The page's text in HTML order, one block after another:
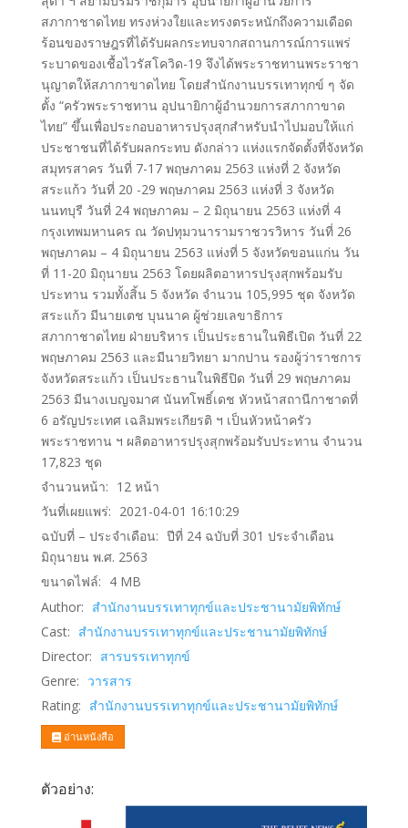
สภากาชาดไทย ทรงห่วงใยและทรงตระหนักถึงความเดือด
ร้อนของราษฎรที่ได้รับผลกระทบจากสถานการณ์การแพร่
ระบาดของเชื้อไวรัสโควิด-19 จึงได้พระราชทานพระราชา
นุญาตให้สภากาขาดไทย โดยสำนักงานบรรเทาทุกข์ ๆ จัด
ตั้ง “ครัวพระราชทาน อุปนายิกาผู้อำนวยการสภากาขาด
ไทย” ขึ้นเพื่อประกอบอาหารปรุงสุกสำหรับนำไปมอบให้แก่
ประชาชนที่ได้รับผลกระทบ ดังกล่าว แห่งแรกจัดตั้งที่จังหวัด
สมุทรสาคร วันที่ 7-17 พฤษภาคม 2563 แห่งที่ 2 จังหวัด
สระแก้ว วันที่ 20 -29 พฤษภาคม 2563 แห่งที่ 3 จังหวัด
นนทบุรี วันที่ 24 พฤษภาคม – 2 มิถุนายน 2563 แห่งที่ 4
กรุงเทพมหานคร ณ วัดปทุมวนารามราชวรวิหาร วันที่ 26
พฤษภาคม – 4 มิถุนายน 2563 แห่งที่ 5 จังหวัดขอนแก่น วัน
ที่ 11-20 มิถุนายน 2563 โดยผลิตอาหารปรุงสุกพร้อมรับ
ประทาน รวมทั้งสิ้น 5 จังหวัด จำนวน 105,995 ชุด จังหวัด
สระแก้ว มีนายเตช บุนนาค ผู้ช่วยเลขาธิการ
สภากาชาดไทย ฝ่ายบริหาร เป็นประธานในพิธีเปิด วันที่ 22
พฤษภาคม 2563 และมีนายวิทยา มากปาน รองผู้ว่าราชการ
จังหวัดสระแก้ว เป็นประธานในพิธีปิด วันที่ 29 พฤษภาคม
2563 มีนางเบญจมาศ นันทโพธิ์เดช หัวหน้าสถานีกาชาดที่
6 อรัญประเทศ เฉลิมพระเกียรติ ฯ เป็นหัวหน้าครัว
พระราชทาน ฯ ผลิตอาหารปรุงสุกพร้อมรับประทาน จำนวน
17,823 ชุด
จำนวนหน้า: 12 หน้า
วันที่เผยแพร่: 2021-04-01 16:10:29
ฉบับที่ – ประจำเดือน: ปีที่ 24 ฉบับที่ 301 ประจำเดือน
มิถุนายน พ.ศ. 2563
ขนาดไฟล์: 4 MB
Author: สำนักงานบรรเทาทุกข์และประชานามัยพิทักษ์
Cast: สำนักงานบรรเทาทุกข์และประชานามัยพิทักษ์
Director: สารบรรเทาทุกข์
Genre: วารสาร
Rating: สำนักงานบรรเทาทุกข์และประชานามัยพิทักษ์
อ่านหนังสือ
ตัวอย่าง: